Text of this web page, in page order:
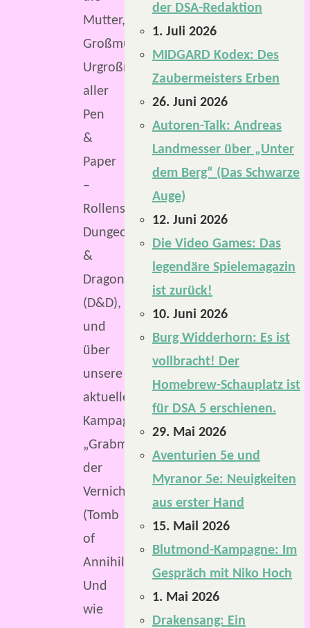
Mutter,
Großmutter,
Urgroßmutter
aller
Pen
&
Paper
–
Rollenspiele,
Dungeons
&
Dragons
(D&D),
und
über
unsere
aktuelle
Kampagne
„Grabmal
der
Vernichtung“
(Tomb
of
Annihilation).
Und
wie
der DSA-Redaktion
1. Juli 2026
MIDGARD Kodex: Des
Zaubermeisters Erben
26. Juni 2026
Autoren-Talk: Andreas
Landmesser über „Unter
dem Berg“ (Das Schwarze
Auge)
12. Juni 2026
Die Video Games: Das
legendäre Spielemagazin
ist zurück!
10. Juni 2026
Burg Widderhorn: Es ist
vollbracht! Der
Homebrew-Schauplatz ist
für DSA 5 erschienen.
29. Mai 2026
Aventurien 5e und
Myranor 5e: Neuigkeiten
aus erster Hand
15. Mail 2026
Blutmond-Kampagne: Im
Gespräch mit Niko Hoch
1. Mai 2026
Drakensang: Ein